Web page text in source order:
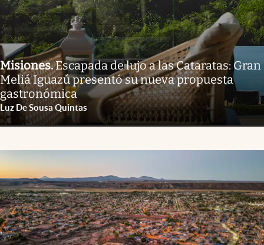
Misiones.Escapada de lujo a las Cataratas: Gran
Meliá Iguazú presentó su nueva propuesta
gastronómica
Luz De Sousa Quintas